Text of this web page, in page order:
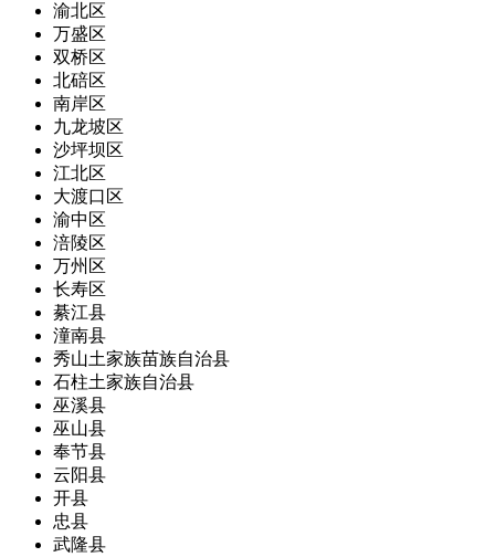
渝北区
万盛区
双桥区
北碚区
南岸区
九龙坡区
沙坪坝区
江北区
大渡口区
渝中区
涪陵区
万州区
长寿区
綦江县
潼南县
秀山土家族苗族自治县
石柱土家族自治县
巫溪县
巫山县
奉节县
云阳县
开县
忠县
武隆县